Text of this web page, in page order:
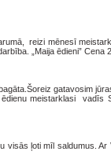
reizi mēnesī
„Maija ēdieni” Cena
gatavosim
meistarklasi vadīs
visās ļoti mīl saldumus. Ar